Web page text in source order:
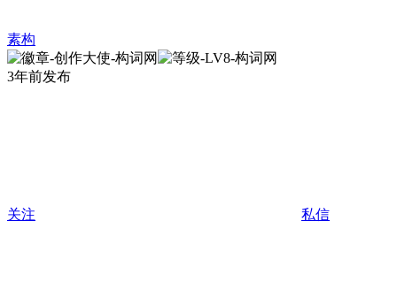
素构
3年前发布
关注 私信